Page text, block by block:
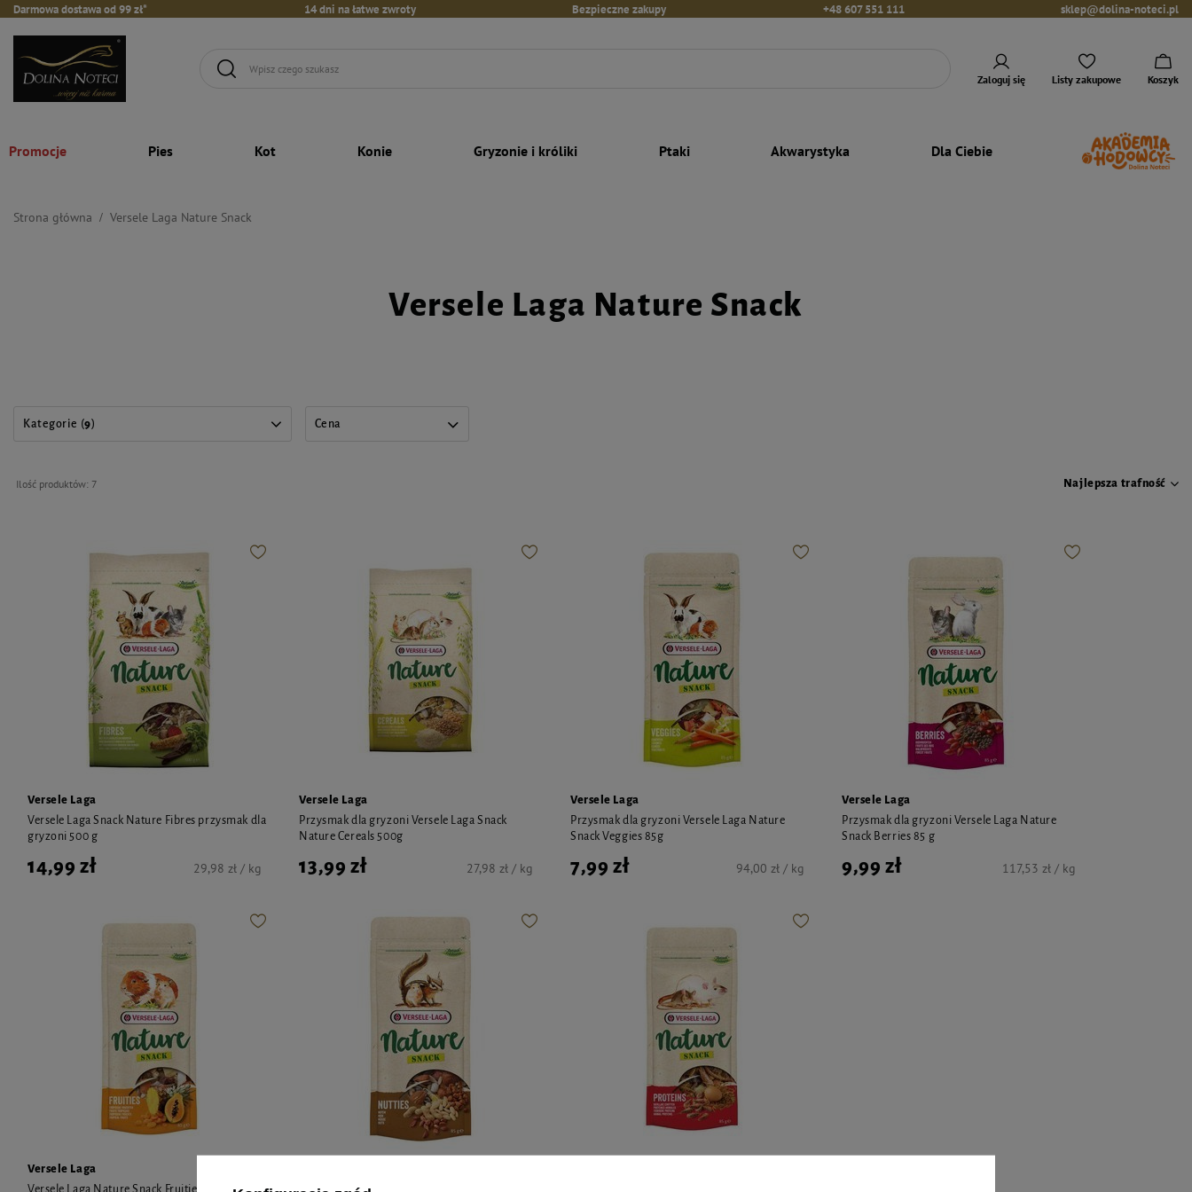
Darmowa dostawa od 99 zł* 14 dni na łatwe zwroty Bezpieczne zakupy +48 607 551 111 sklep@dolina-noteci.pl
Zaloguj się Listy zakupowe Koszyk
Promocje Pies Kot Konie Gryzonie i króliki Ptaki Akwarystyka Dla Ciebie
Strona główna Versele Laga Nature Snack
Versele Laga Nature Snack
Kategorie (9) Cena
Ilość produktów: 7 Najlepsza trafność
Versele Laga
Versele Laga Snack Nature Fibres przysmak dla
gryzoni 500 g
14,99 zł 29,98 zł / kg
Versele Laga
Przysmak dla gryzoni Versele Laga Snack
Nature Cereals 500g
13,99 zł 27,98 zł / kg
Versele Laga
Przysmak dla gryzoni Versele Laga Nature
Snack Veggies 85g
7,99 zł 94,00 zł / kg
Versele Laga
Przysmak dla gryzoni Versele Laga Nature
Snack Berries 85 g
9,99 zł 117,53 zł / kg
Versele Laga
Versele Laga Nature Snack Fruities przysmak
Przysmak dla gryzoni Versele Laga Nature